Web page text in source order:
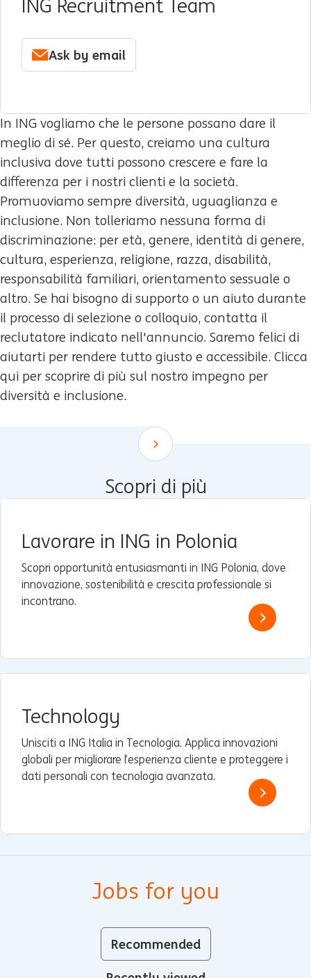
ING Recruitment Team
Ask by email
In ING vogliamo che le persone possano dare il
meglio di sé. Per questo, creiamo una cultura
inclusiva dove tutti possono crescere e fare la
differenza per i nostri clienti e la società.
Promuoviamo sempre diversità, uguaglianza e
inclusione. Non tolleriamo nessuna forma di
discriminazione: per età, genere, identità di genere,
cultura, esperienza, religione, razza, disabilità,
responsabilità familiari, orientamento sessuale o
altro. Se hai bisogno di supporto o un aiuto durante
il processo di selezione o colloquio, contatta il
reclutatore indicato nell'annuncio. Saremo felici di
aiutarti per rendere tutto giusto e accessibile. Clicca
qui per scoprire di più sul nostro impegno per
diversità e inclusione.
Scroll down
Scopri di più
Lavorare in ING in Polonia
Scopri opportunità entusiasmanti in ING Polonia, dove
innovazione, sostenibilità e crescita professionale si
incontrano.
Technology
Unisciti a ING Italia in Tecnologia. Applica innovazioni
globali per migliorare l’esperienza cliente e proteggere i
dati personali con tecnologia avanzata.
Jobs for you
Recommended